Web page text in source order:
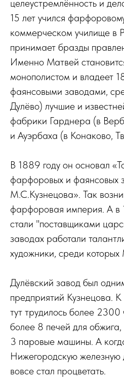
целеустремлённость и
15 лет учился
коммерческом училище в
принимает бразды
Именно Матвей
монополистом и владеет
фаянсовыми заводами,
Дулёво) лучшие и
фабрики Гарднера (в
и Ауэрбаха (в Конаково,
В 1889 году он основал
фарфоровых и фаянсовых
М.С.Кузнецова». Так
фарфоровая империя. А в
стали "поставщиками
заводах работали
художники, среди
Дулёвский завод был
предприятий Кузнецова.
тут трудилось более 2300
более 8 печей для
3 паровые машины. А
Нижегородскую железную
вовсе стал процветать.